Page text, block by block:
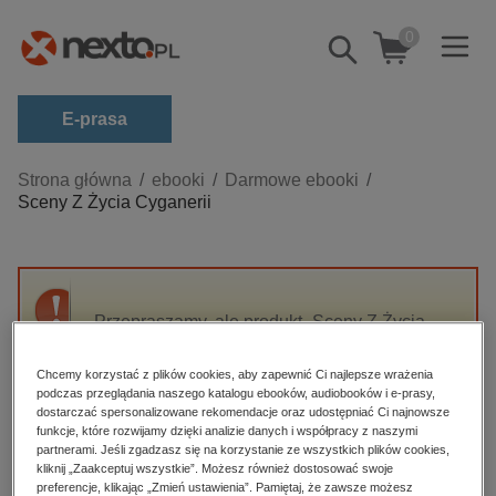
Pokaż/schowaj
wyszukiwarkę
0
E-prasa
Kategorie
Zobacz wszystkie E-prasa
budownictwo, aranżacja wnętrz
darmowe wydania
edukacja
hobby, sport, rozrywka
komputery, internet, technologie, informatyka
Strona główna ebooki
Darmowe ebooki
Sceny Z Życia Cyganerii
Przepraszamy, ale produkt „Sceny Z Życia
High-contrast mode
Polecane
Chcemy korzystać z plików cookies, aby zapewnić Ci najlepsze wrażenia
podczas przeglądania naszego katalogu ebooków, audiobooków i e-prasy,
dostarczać spersonalizowane rekomendacje oraz udostępniać Ci najnowsze
funkcje, które rozwijamy dzięki analizie danych i współpracy z naszymi
partnerami. Jeśli zgadzasz się na korzystanie ze wszystkich plików cookies,
kliknij „Zaakceptuj wszystkie”. Możesz również dostosować swoje
preferencje, klikając „Zmień ustawienia”. Pamiętaj, że zawsze możesz